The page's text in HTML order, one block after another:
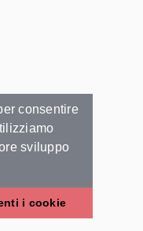
consentire
sviluppo
i cookie